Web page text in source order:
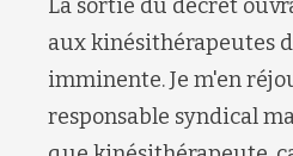
La sortie du décret
aux kinésithérapeutes
imminente. Je m'en
responsable syndical